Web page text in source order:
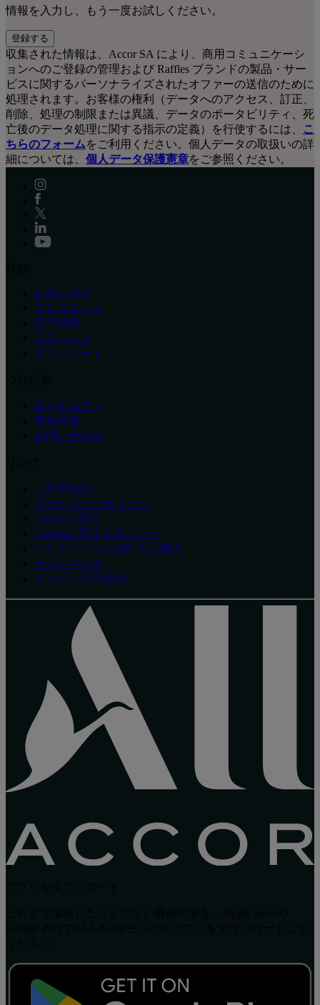
情報を入力し、もう一度お試しください。
登録する
収集された情報は、Accor SA により、商用コミュニケーシ
ョンへのご登録の管理および Raffles ブランドの製品・サー
ビスに関するパーソナライズされたオファーの送信のために
処理されます。お客様の権利（データへのアクセス、訂正、
削除、処理の制限または異議、データのポータビリティ、死
亡後のデータ処理に関する指示の定義）を行使するには、
こ
ちらのフォームをご利用ください。個人データの取扱いの詳
細については、 個人データ保護憲章をご参照ください。
Raffles 1887
プレスルーム
採用情報
ブティック
ギフトカード
ロイヤルティ
渡航情報
お問い合わせ
ご利用規約
プライバシーポリシー
Cookieの設定
Cookieに関するポリシー
バリアフリーに関するご案内
サイトマップ
サービス利用規約